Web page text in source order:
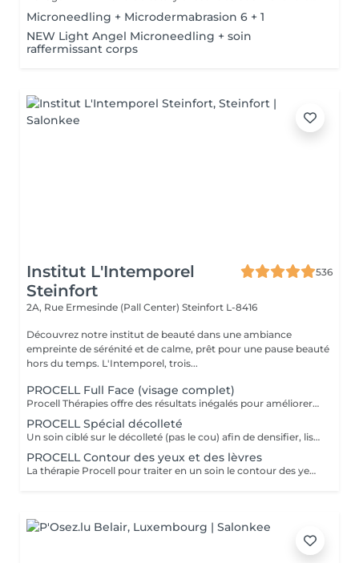
Microneedling + Microdermabrasion 6 + 1
NEW Light Angel Microneedling + soin
raffermissant corps
Institut L'Intemporel
Steinfort
536
2A, Rue Ermesinde (Pall Center) Steinfort L-8416
Découvrez notre institut de beauté dans une ambiance
empreinte de sérénité et de calme, prêt pour une pause beauté
hors du temps. L'Intemporel, trois...
PROCELL Full Face (visage complet)
Procell Thérapies offre des résultats inégalés pour améliorer l'apparence des rides et ridules, des cicatrices d'acné et des dommages causés par le soleil. Avec une irritation minimale, les traitements Procell sont sûrs, non invasifs, efficaces et fournissent des résultats qui parlent d'eux-mêmes. Ce n'est pas un hasard si Procell Thérapies est devenu le leader du microneedling..
PROCELL Spécial décolleté
Un soin ciblé sur le décolleté (pas le cou) afin de densifier, lisser et repulper cette zone fragile Nettoyage + gommage de la zone, passage Procell et masque (pas de massage dans ce soin) Conseillé en cure de 4 soins sur 4 mois avec une séance d'entretien 2x par an en fin de cure
PROCELL Contour des yeux et des lèvres
La thérapie Procell pour traiter en un soin le contour des yeux et le contour des lèvres.